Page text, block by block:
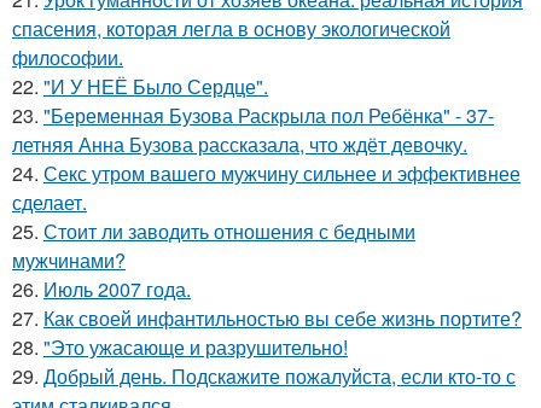
спасения, которая легла в основу экологической
философии.
22. "И У НЕЁ Было Сердце".
23. "Беременная Бузова Раскрыла пол Ребёнка" - 37-
летняя Анна Бузова рассказала, что ждёт девочку.
24. Секс утром вашего мужчину сильнее и эффективнее
сделает.
25. Стоит ли заводить отношения с бедными
мужчинами?
26. Июль 2007 года.
27. Как своей инфантильностью вы себе жизнь портите?
28. "Это ужасающе и разрушительно!
29. Добрый день. Подскaжите пожалуйста, если кто-то с